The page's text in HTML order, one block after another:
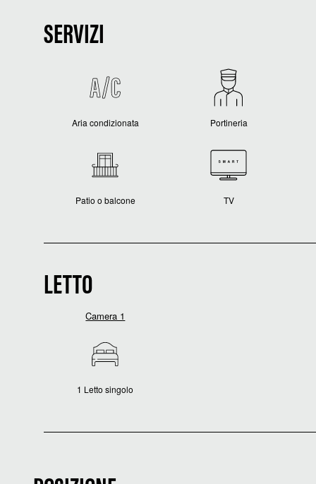
SERVIZI
Aria condizionata Portineria
Patio o balcone TV
LETTO
Camera 1
1 Letto singolo